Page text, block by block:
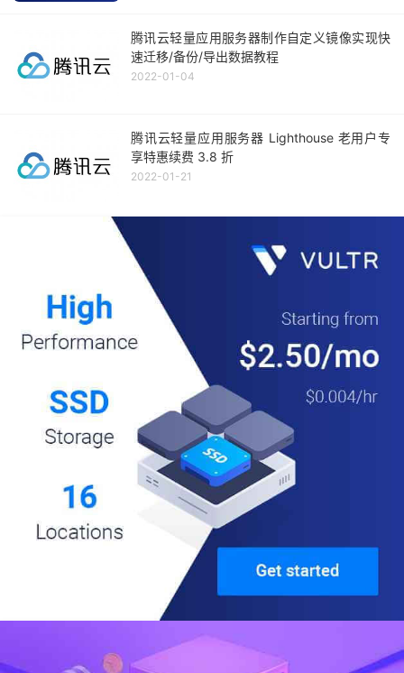
腾讯云轻量应用服务器制作自定义镜像实现快
速迁移/备份/导出数据教程
2022-01-04
腾讯云轻量应用服务器 Lighthouse 老用户专
享特惠续费 3.8 折
2022-01-21